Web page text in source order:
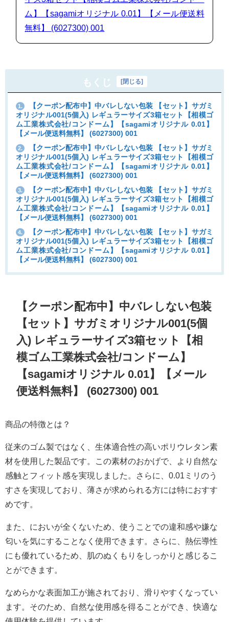
ム】【sagamiオリジナル 0.01】【メール便送料
無料】 (6027300) 001
もくじ [閉じる]
1.
【クーポン配布中】中バレしない包装 【セット】サガミ
オリジナル001(5個入) レギュラーサイズ3箱セット【相模ゴ
ム工業株式会社/コンドーム】【sagamiオリジナル 0.01】
【メール便送料無料】 (6027300) 001
2.
【クーポン配布中】中バレしない包装 【セット】サガミ
オリジナル001(5個入) レギュラーサイズ3箱セット【相模ゴ
ム工業株式会社/コンドーム】【sagamiオリジナル 0.01】
【メール便送料無料】 (6027300) 001
3.
【クーポン配布中】中バレしない包装 【セット】サガミ
オリジナル001(5個入) レギュラーサイズ3箱セット【相模ゴ
ム工業株式会社/コンドーム】【sagamiオリジナル 0.01】
【メール便送料無料】 (6027300) 001
4.
【クーポン配布中】中バレしない包装 【セット】サガミ
オリジナル001(5個入) レギュラーサイズ3箱セット【相模ゴ
ム工業株式会社/コンドーム】【sagamiオリジナル 0.01】
【メール便送料無料】 (6027300) 001
【クーポン配布中】中バレしない包装
【セット】サガミオリジナル001(5個
入) レギュラーサイズ3箱セット【相
模ゴム工業株式会社/コンドーム】
【sagamiオリジナル 0.01】【メール
便送料無料】 (6027300) 001
商品の特徴とは？
従来のゴム製ではなく、生体適合性の高いポリウレタン素
材を使用した製品です。この素材のおかげで、より自然な
感触とフィット感を実現しました。さらに、0.01ミリのう
すさを実現しており、薄さが求められる方には特におすす
めです。
また、においが全くないため、使うことでの違和感や嫌な
匂いを気にすることなく使用できます。さらに、熱伝導性
にも優れているため、肌のぬくもりをしっかりと感じるこ
とができます。
なめらかな表面加工が施されており、滑りやすくなってい
ます。そのため、自然な使用感を得ることができ、快適な